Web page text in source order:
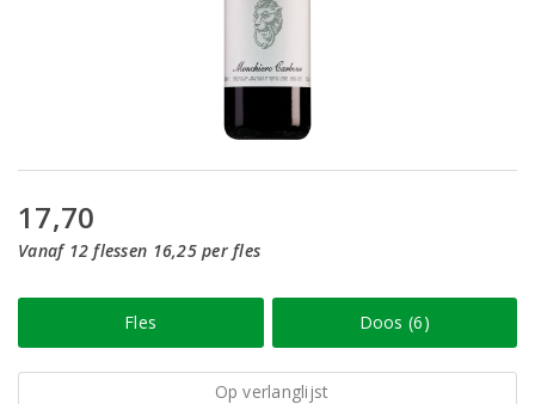
17,70
Vanaf 12 flessen 16,25 per fles
Fles Doos (6)
Op verlanglijst